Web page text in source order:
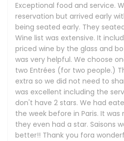
Exceptional food and service.
reservation but arrived early
being seated early. They
Wine list was extensive. It
priced wine by the glass and
was very helpful. We choose
two Entrées (for two people.)
extra so we did not need to
was excellent including the
don't have 2 stars. We had
the week before in Paris. It
they even had a star. Saisons
better!! Thank you fora